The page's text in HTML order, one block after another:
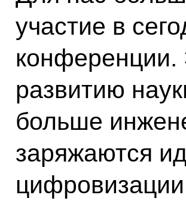
участие в
конференции.
развитию
больше
заряжаются